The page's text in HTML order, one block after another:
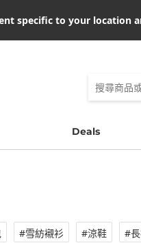
specific to your location
Deals
#雪紡襯衫 #涼鞋 #